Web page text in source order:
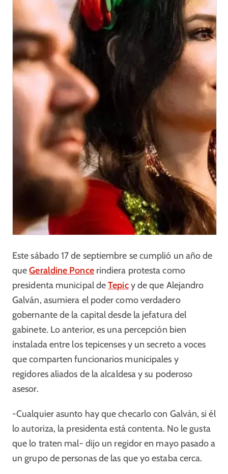
Este sábado 17 de septiembre se cumplió un año de
queGeraldine Poncerindiera protesta como
presidenta municipal deTepicy de que Alejandro
Galván, asumiera el poder como verdadero
gobernante de la capital desde la jefatura del
gabinete. Lo anterior, es una percepción bien
instalada entre los tepicenses y un secreto a voces
que comparten funcionarios municipales y
regidores aliados de la alcaldesa y su poderoso
asesor.
-Cualquier asunto hay que checarlo con Galván, si él
lo autoriza, la presidenta está contenta. No le gusta
que lo traten mal- dijo un regidor en mayo pasado a
un grupo de personas de las que yo estaba cerca.